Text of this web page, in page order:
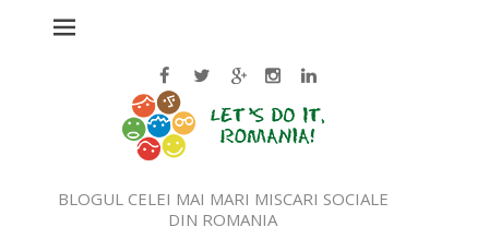
BLOGUL CELEI MAI MARI MISCARI SOCIALE
DIN ROMANIA